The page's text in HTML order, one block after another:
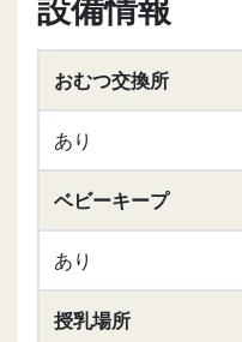
設備情報
おむつ交換所
あり
ベビーキープ
あり
授乳場所